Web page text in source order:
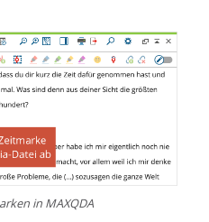
in MAXQDA